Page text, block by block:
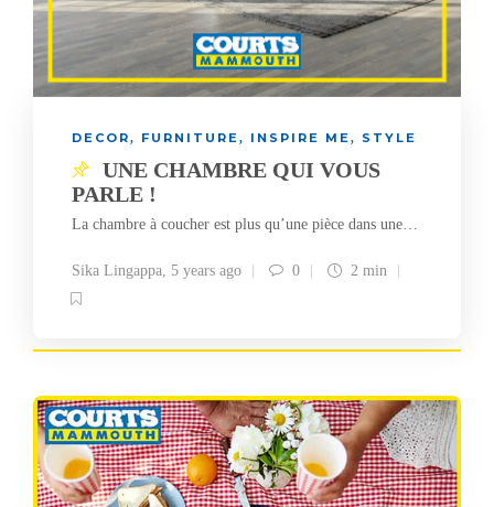
DECOR, FURNITURE, INSPIRE ME, STYLE
UNE CHAMBRE QUI VOUS
PARLE !
La chambre à coucher est plus qu’une pièce dans une…
Sika Lingappa, 5 years ago 0 2 min